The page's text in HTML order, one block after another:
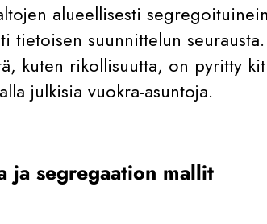
alueellisesti
tietoisen suunnittelun
kuten rikollisuutta, on pyritty
julkisia vuokra-asuntoja.
ja segregaation mallit